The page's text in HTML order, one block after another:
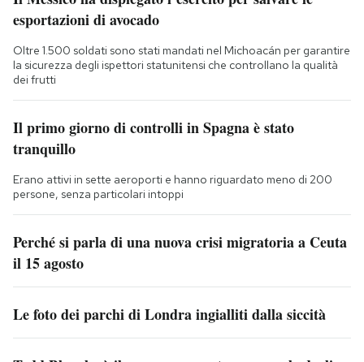
esportazioni di avocado
Oltre 1.500 soldati sono stati mandati nel Michoacán per garantire
la sicurezza degli ispettori statunitensi che controllano la qualità
dei frutti
Il primo giorno di controlli in Spagna è stato
tranquillo
Erano attivi in sette aeroporti e hanno riguardato meno di 200
persone, senza particolari intoppi
Perché si parla di una nuova crisi migratoria a Ceuta
il 15 agosto
Le foto dei parchi di Londra ingialliti dalla siccità